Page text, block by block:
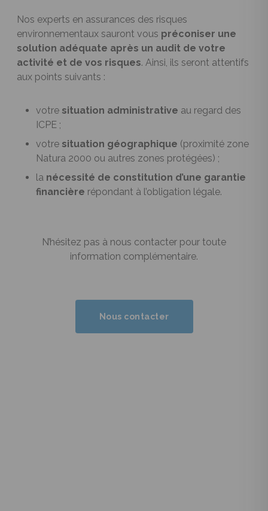
Nos experts en assurances des risques
environnementaux sauront vous préconiser une
solution adéquate après un audit de votre
activité et de vos risques. Ainsi, ils seront attentifs
aux points suivants :
votre situation administrative au regard des
ICPE ;
votre situation géographique (proximité zone
Natura 2000 ou autres zones protégées) ;
la nécessité de constitution d’une garantie
financière répondant à l’obligation légale.
N’hésitez pas à nous contacter pour toute
information complémentaire.
Nous contacter